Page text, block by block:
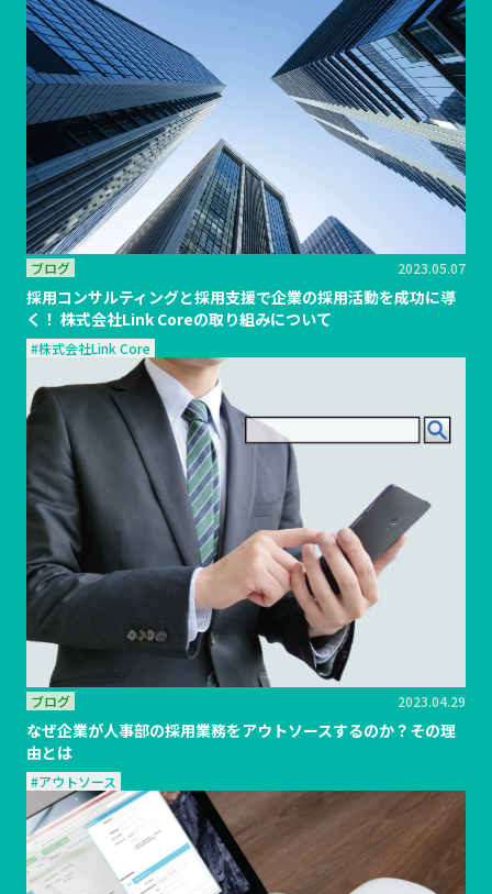
ブログ 2023.05.07
採用コンサルティングと採用支援で企業の採用活動を成功に導
く！ 株式会社Link Coreの取り組みについて
#株式会社Link Core
ブログ 2023.04.29
なぜ企業が人事部の採用業務をアウトソースするのか？その理
由とは
#アウトソース